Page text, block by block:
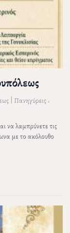
Πανηγύρεις ,
να λαμπρύνετε τις
με το ακόλουθο